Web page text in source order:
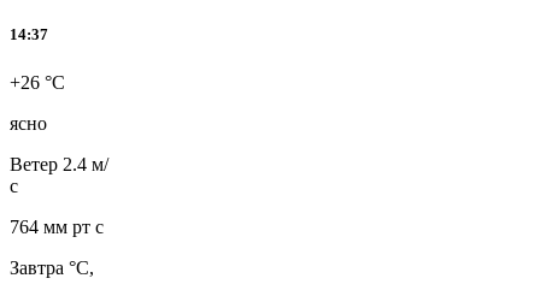
14:37
+26 °C
ясно
Ветер 2.4 м/
с
764 мм рт с
Завтра °C,